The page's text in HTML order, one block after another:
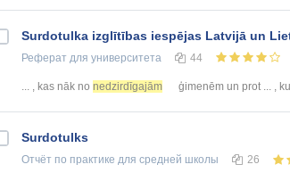
Surdotulka izglītības iespējas Latvijā un
Реферат для университета 44
... , kas nāk no nedzirdīgajām ģimenēm un prot ... ,
Surdotulks
Отчёт по практике для средней школы 26